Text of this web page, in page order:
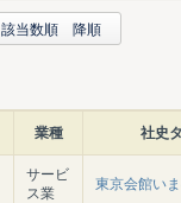
該当数順 降順
業種 社史
サービ
ス業
東京会館い